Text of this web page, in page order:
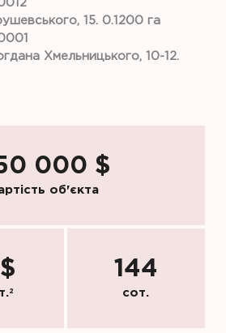
15. 0.1200 га
Хмельницького, 10-12.
000 $
об'єкта
2
144
сот.